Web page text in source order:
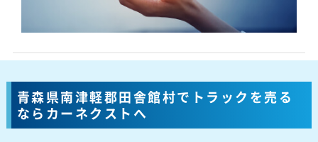
青森県南津軽郡田舎館村でトラックを売る
ならカーネクストへ